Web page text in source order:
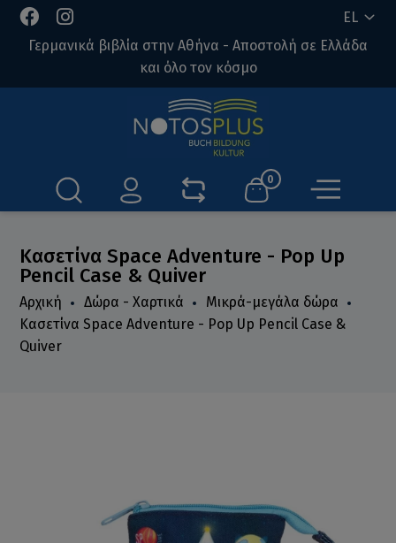
EL
Γερμανικά βιβλία στην Αθήνα - Αποστολή σε Ελλάδα
και όλο τον κόσμο
0
Κασετίνα Space Adventure - Pop Up
Pencil Case & Quiver
Αρχική Δώρα - Χαρτικά
Μικρά-μεγάλα δώρα
Κασετίνα Space Adventure - Pop Up Pencil Case &
Quiver